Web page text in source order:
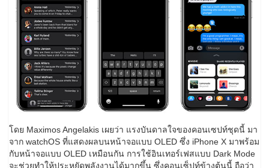
โดย Maximos Angelakis เผยว่า แรงบันดาลใจของคอนเซปท์ชุดนี้ มา
จาก watchOS ที่แสดงผลบนหน้าจอแบบ OLED ซึ่ง iPhone X มาพร้อม
กับหน้าจอแบบ OLED เหมือนกัน การใช้อินเทอร์เฟสแบบ Dark Mode
จะช่วยทำให้ประหยัดพลังงานได้มากขึ้น ซึ่งคอนเซ็ปท์ข้างต้นนี้ ถือว่า